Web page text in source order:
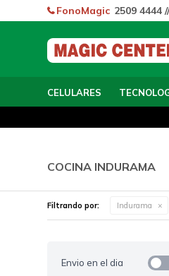
CELULARES
FonoMagic 2509 4444
COCINA INDURAMA
Filtrando por: Indurama
Envio en el dia